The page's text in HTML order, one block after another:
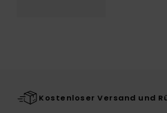
Kostenloser Versand und